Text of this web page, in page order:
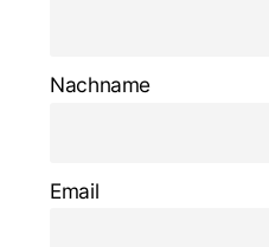
Nachname
Email